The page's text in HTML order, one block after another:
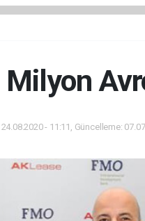
Milyon
24.08.2020 - 11:11, Güncelleme: